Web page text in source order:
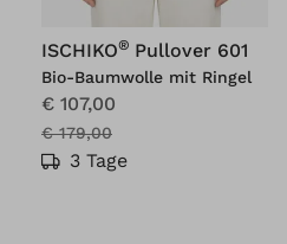
ISCHIKO® Pullover 601
Bio-Baumwolle mit Ringel
€ 107,00
€ 179,00
3 Tage